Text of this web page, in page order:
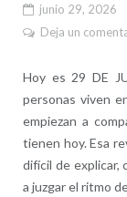
junio 29, 2026
Deja un
Hoy es 29 DE
personas viven
empiezan a
tienen hoy. Esa
difícil de explicar,
a juzgar el ritmo